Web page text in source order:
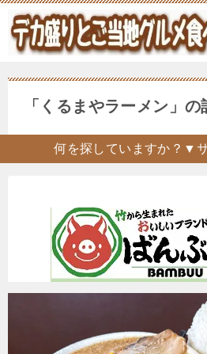
「くるまやラーメン」
何を探していますか？▼